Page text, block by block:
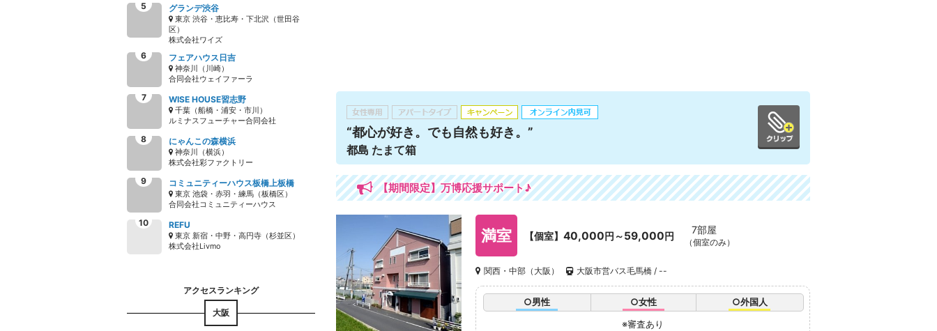
グランデ渋谷
東京 渋谷・恵比寿・下北沢（世田谷
区）
株式会社ワイズ
フェアハウス日吉
神奈川（川崎）
合同会社ウェイファーラ
WISE HOUSE習志野
千葉（船橋・浦安・市川）
ルミナスフューチャー合同会社
にゃんこの森横浜
神奈川（横浜）
株式会社彩ファクトリー
コミュニティーハウス板橋上板橋
東京 池袋・赤羽・練馬（板橋区）
合同会社コミュニティーハウス
REFU
東京 新宿・中野・高円寺（杉並区）
株式会社Livmo
大阪
“都心が好き。でも自然も好き。”
都島 たまて箱
【期間限定】万博応援サポート♪
満室 【個室】 40,000円～59,000円 7部屋
（個室のみ）
関西・中部（大阪） 大阪市営バス毛馬橋 / --
○男性 ○女性
○外国人
※審査あり